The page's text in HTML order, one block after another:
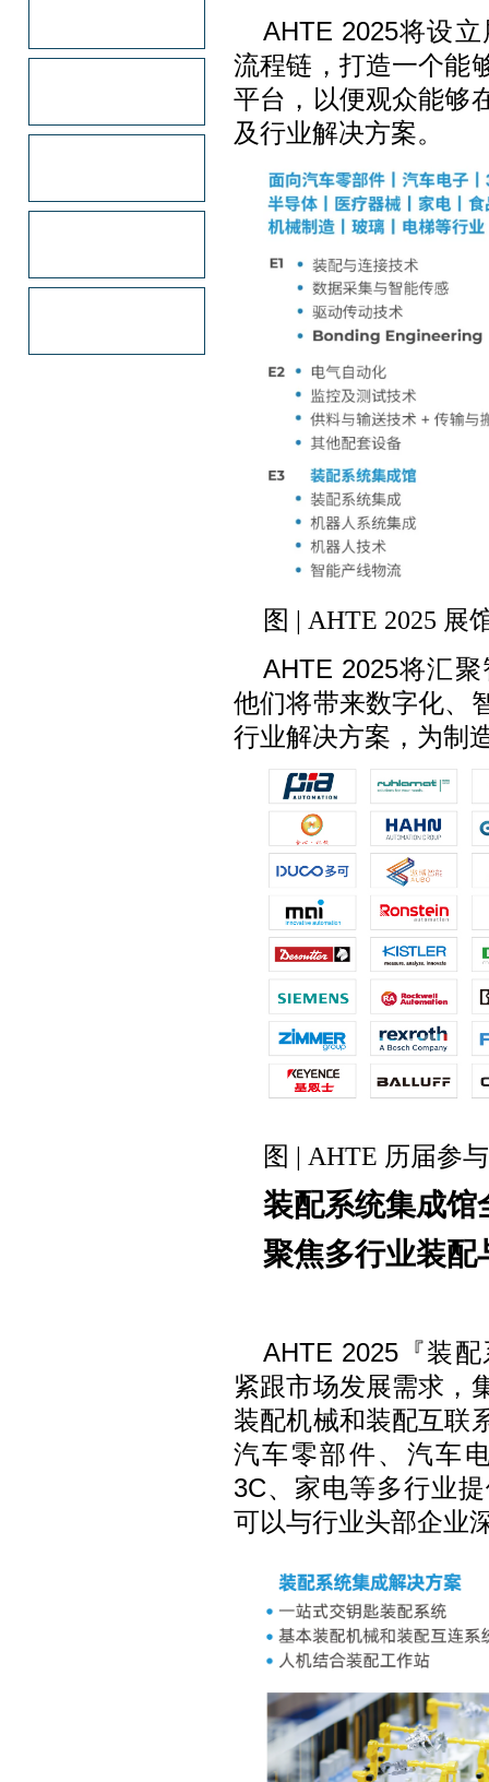
AHTE 2025将设
流程链，打造一个能
平台，以便观众能够
及行业解决方案。
图 | AHTE 2025 展
AHTE 2025将汇
他们将带来数字化、
行业解决方案，为制
图 | AHTE 历届参
装配系统集成馆
聚焦多行业装配
AHTE 2025『装
紧跟市场发展需求，
装配机械和装配互联
汽车零部件、汽车
3C、家电等多行业
可以与行业头部企业